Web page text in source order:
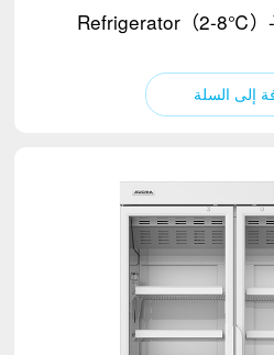
Refrigerator（2-8℃）
إلى السلة